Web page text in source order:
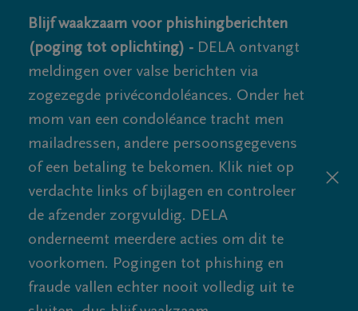
Blijf waakzaam voor phishingberichten
(poging tot oplichting) - DELA ontvangt
meldingen over valse berichten via
zogezegde privécondoléances. Onder het
mom van een condoléance tracht men
mailadressen, andere persoonsgegevens
of een betaling te bekomen. Klik niet op
verdachte links of bijlagen en controleer
de afzender zorgvuldig. DELA
onderneemt meerdere acties om dit te
voorkomen. Pogingen tot phishing en
fraude vallen echter nooit volledig uit te